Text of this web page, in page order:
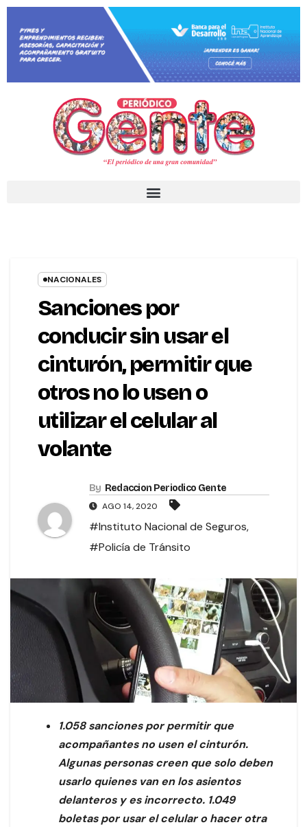
NACIONALES
Sanciones por
conducir sin usar el
cinturón, permitir que
otros no lo usen o
utilizar el celular al
volante
By Redaccion Periodico Gente
AGO 14, 2020
#Instituto Nacional de Seguros,
#Policía de Tránsito
1.058 sanciones por permitir que
acompañantes no usen el cinturón.
Algunas personas creen que solo deben
usarlo quienes van en los asientos
delanteros y es incorrecto. 1.049
boletas por usar el celular o hacer otra